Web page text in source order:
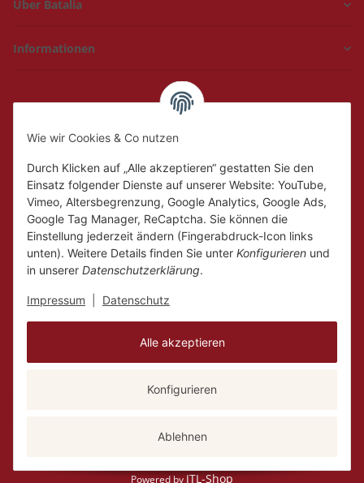
Alle akzeptieren
Konfigurieren
Ablehnen
Wie wir Cookies & Co nutzen
Durch Klicken auf „Alle akzeptieren“ gestatten Sie den
Einsatz folgender Dienste auf unserer Website: YouTube,
Vimeo, Altersbegrenzung, Google Analytics, Google Ads,
Google Tag Manager, ReCaptcha. Sie können die
Einstellung jederzeit ändern (Fingerabdruck-Icon links
unten). Weitere Details finden Sie unter Konfigurieren und
in unserer Datenschutzerklärung.
Impressum Datenschutz
Über Batalia
Informationen
Hückelhoven und
Di. - Fr.
10:00 - 18:00
10:00 - 14:00
* Alle Preise inkl. gesetzlicher USt., zzgl.Versand
Powered byJTL-Shop